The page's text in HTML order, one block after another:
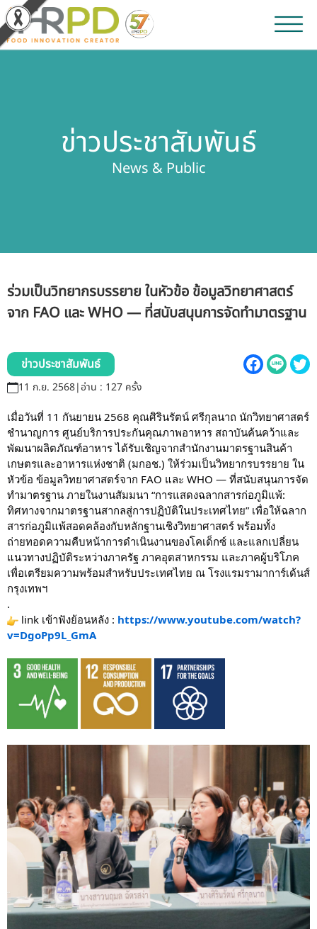
ผลิตภัณฑ์และจำหน่าย
เกี่ยวกับสถาบัน
บุคลากรสถาบัน
ระบบสารสนเทศ (ใน)
ติดต่อเรา
สายตรงผู้บริหาร
ข่าวประชาสัมพันธ์
News & Public
ร่วมเป็นวิทยากรบรรยาย ในหัวข้อ ข้อมูลวิทยาศาสตร์
จาก FAO และ WHO — ที่สนับสนุนการจัดทำมาตรฐาน
ข่าวประชาสัมพันธ์
11 ก.ย. 2568|อ่าน : 127 ครั้ง
เมื่อวันที่ 11 กันยายน 2568 คุณศิรินรัตน์ ศรีกุลนาถ นักวิทยาศาสตร์
ชำนาญการ ศูนย์บริการประกันคุณภาพอาหาร สถาบันค้นคว้าและ
พัฒนาผลิตภัณฑ์อาหาร ได้รับเชิญจากสำนักงานมาตรฐานสินค้า
เกษตรและอาหารแห่งชาติ (มกอช.) ให้ร่วมเป็นวิทยากรบรรยาย ใน
หัวข้อ ข้อมูลวิทยาศาสตร์จาก FAO และ WHO — ที่สนับสนุนการจัด
ทำมาตรฐาน ภายในงานสัมมนา “การแสดงฉลากสารก่อภูมิแพ้:
ทิศทางจากมาตรฐานสากลสู่การปฏิบัติในประเทศไทย” เพื่อให้ฉลาก
สารก่อภูมิแพ้สอดคล้องกับหลักฐานเชิงวิทยาศาสตร์ พร้อมทั้ง
ถ่ายทอดความคืบหน้าการดำเนินงานของโคเด็กซ์ และแลกเปลี่ยน
แนวทางปฏิบัติระหว่างภาครัฐ ภาคอุตสาหกรรม และภาคผู้บริโภค
เพื่อเตรียมความพร้อมสำหรับประเทศไทย ณ โรงแรมรามาการ์เด้นส์
กรุงเทพฯ
.
link เข้าฟังย้อนหลัง : https://www.youtube.com/watch?
v=DgoPp9L_GmA